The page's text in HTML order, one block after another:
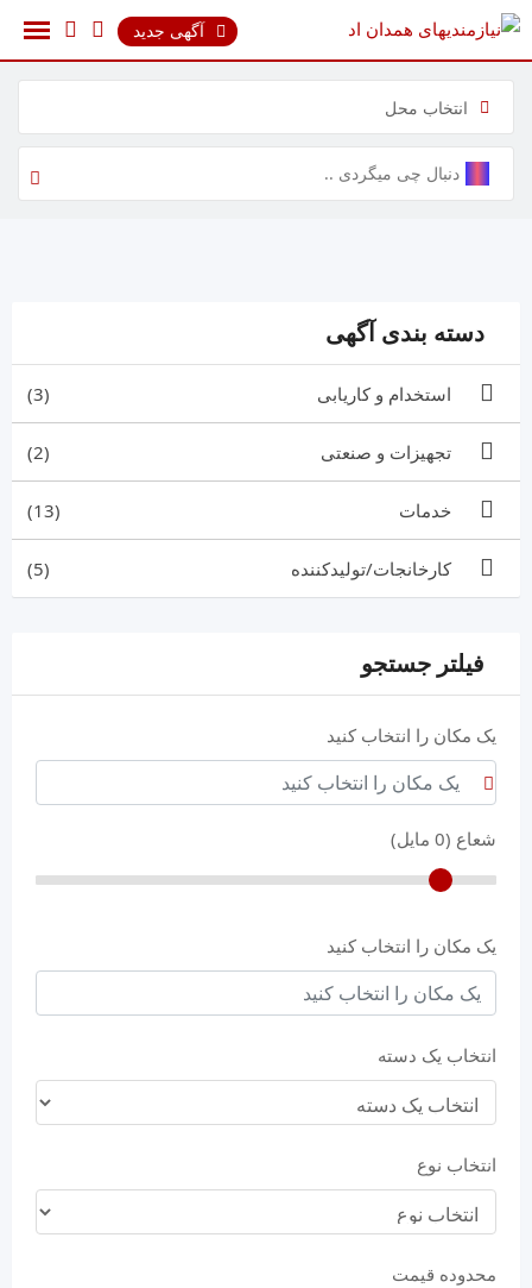
پرش
محتوا
آگهی جدید
انتخاب محل
دسته بندی آگهی
استخدام و کاریابی (3)
تجهیزات و صنعتی (2)
خدمات (13)
کارخانجات/تولیدکننده (5)
فیلتر جستجو
یک مکان را انتخاب کنید
شعاع (0 مایل)
یک مکان را انتخاب کنید
انتخاب یک دسته
انتخاب نوع
محدوده قیمت